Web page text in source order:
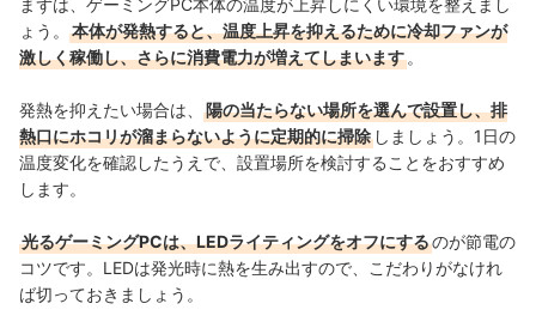
ょう。
本体が発熱すると、温度上昇を抑えるために冷却ファンが
激しく稼働し、さらに消費電力が増えてしまいます 。
発熱を抑えたい場合は、
陽の当たらない場所を選んで設置し、排
熱口にホコリが溜まらないように定期的に掃除 しましょう。1日の
温度変化を確認したうえで、設置場所を検討することをおすすめ
します。
光るゲーミングPCは、LEDライティングをオフにするのが節電の
コツです。LEDは発光時に熱を生み出すので、こだわりがなけれ
ば切っておきましょう。